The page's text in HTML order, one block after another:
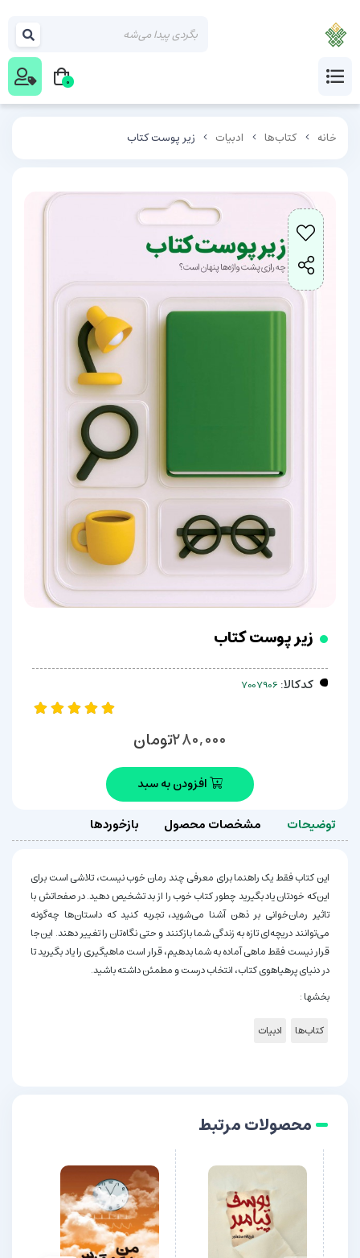
خانه کتاب‌ها ادبیات زیر پوست کتاب
زیر پوست کتاب
کدکالا:
280,000تومان
افزودن به سبد
توضیحات مشخصات محصول بازخوردها
این کتاب فقط یک راهنما برای معرفی چند رمان خوب نیست، تلاشی است برای
این‌که خودتان یاد بگیرید چطور کتاب خوب را از بد تشخیص دهید. در صفحاتش با
تاثیر رمان‌خوانی بر ذهن آشنا می‌شوید، تجربه کنید که داستان‌ها چه‌گونه
می‌توانند دریچه‌ای تازه به زندگی شما بازکنند و حتی نگاه‌تان را تغییر دهند. این‌جا
قرار نیست فقط ماهی آماده به شما بدهیم، قرار است ماهیگیری را یاد بگیرید تا
در دنیای پرهیاهوی کتاب، انتخاب درست و مطمئن داشته باشید.
بخشها :
کتاب‌ها
ادبیات
محصولات مرتبط
0